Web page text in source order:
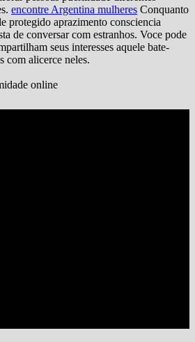
encontre Argentina mulheres Conquanto
protegido aprazimento consciencia
de conversar com estranhos. Voce pode
seus interesses aquele bate-
com alicerce neles.
online